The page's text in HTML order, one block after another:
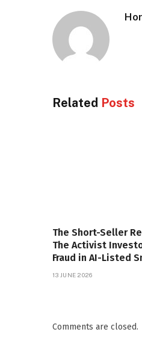
Related Posts
The Short-Seller
The Activist
Fraud in AI-Listed
13 JUNE 2026
Comments are closed.